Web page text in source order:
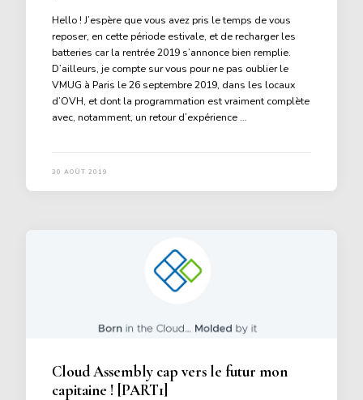
Hello ! J’espère que vous avez pris le temps de vous
reposer, en cette période estivale, et de recharger les
batteries car la rentrée 2019 s’annonce bien remplie.
D’ailleurs, je compte sur vous pour ne pas oublier le
VMUG à Paris le 26 septembre 2019, dans les locaux
d’OVH, et dont la programmation est vraiment complète
avec, notamment, un retour d’expérience …
30 AOÛT 2019
Cloud Assembly cap vers le futur mon
capitaine ! [PART1]